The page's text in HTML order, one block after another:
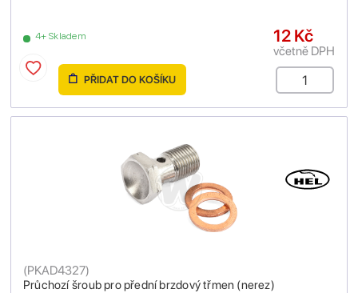
4+ Skladem 12 Kč
včetně DPH
PŘIDAT DO KOŠÍKU
Průchozí šroub pro přední brzdový třmen (nerez)
(PKAD4327)